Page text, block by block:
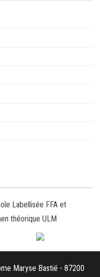
Labellisée FFA et
théorique ULM
Maryse Bastié - 87200